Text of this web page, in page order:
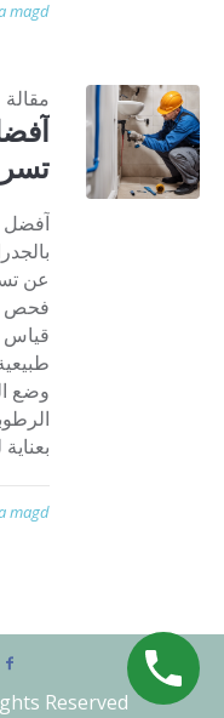
magd
مقالة
آفضل
عن
فحص
قياس
وضع
magd
Reserved